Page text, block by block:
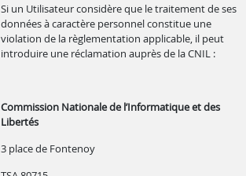
Si un Utilisateur considère que le traitement de ses
données à caractère personnel constitue une
violation de la règlementation applicable, il peut
introduire une réclamation auprès de la CNIL :
Commission Nationale de l’Informatique et des
Libertés
3 place de Fontenoy